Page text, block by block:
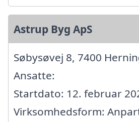
Astrup Byg ApS
Søbysøvej 8, 7400
Ansatte:
Startdato: 12. februar
Virksomhedsform: